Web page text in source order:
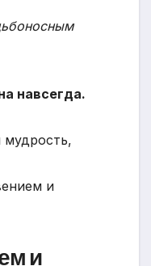
навсегда.
мудрость,
и
и